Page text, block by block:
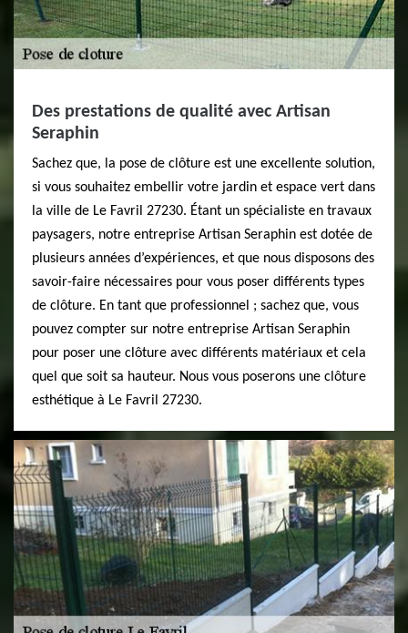
Des prestations de qualité avec Artisan
Seraphin
Sachez que, la pose de clôture est une excellente solution,
si vous souhaitez embellir votre jardin et espace vert dans
la ville de Le Favril 27230. Étant un spécialiste en travaux
paysagers, notre entreprise Artisan Seraphin est dotée de
plusieurs années d’expériences, et que nous disposons des
savoir-faire nécessaires pour vous poser différents types
de clôture. En tant que professionnel ; sachez que, vous
pouvez compter sur notre entreprise Artisan Seraphin
pour poser une clôture avec différents matériaux et cela
quel que soit sa hauteur. Nous vous poserons une clôture
esthétique à Le Favril 27230.